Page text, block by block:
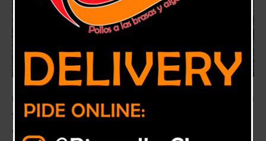
Durante julio se llevaron a cabo operativos conjuntos entre CONAF, SAG
y Carabineros de la Sección OS5 Forestal y Ecológica en las provincias
de San Felipe y Los Andes